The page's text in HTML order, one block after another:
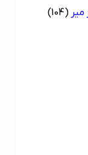
(104)